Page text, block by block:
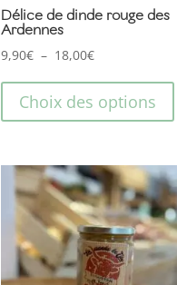
Délice de dinde rouge des
Ardennes
9,90€ – 18,00€Plage
prix :
9,90€
Choix des options
a